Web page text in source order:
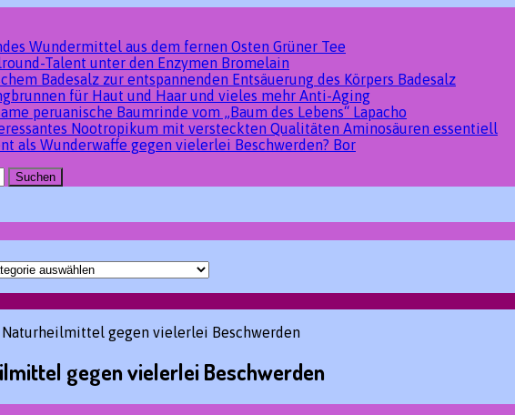
Wundermittel aus dem fernen Osten Grüner Tee
Talent unter den Enzymen Bromelain
Badesalz zur entspannenden Entsäuerung des Körpers Badesalz
für Haut und Haar und vieles mehr Anti-Aging
peruanische Baumrinde vom „Baum des Lebens“ Lapacho
Nootropikum mit versteckten Qualitäten Aminosäuren essentiell
als Wunderwaffe gegen vielerlei Beschwerden? Bor
Naturheilmittel gegen vielerlei Beschwerden
gegen vielerlei Beschwerden